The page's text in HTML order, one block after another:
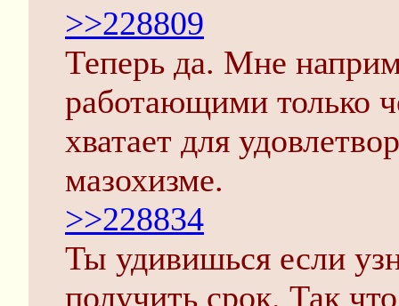
>>228809
Теперь да. Мне
работающими только
хватает для
мазохизме.
>>228834
Ты удивишься если
получить срок. Так